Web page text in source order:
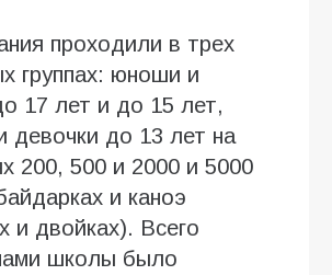
проходили в трех
группах: юноши и
17 лет и до 15 лет,
девочки до 13 лет на
200, 500 и 2000 и 5000
и каноэ
и двойках). Всего
школы было